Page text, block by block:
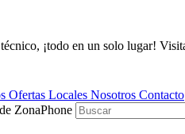
¡todo en un solo lugar!
Ofertas Locales Nosotros Contacto